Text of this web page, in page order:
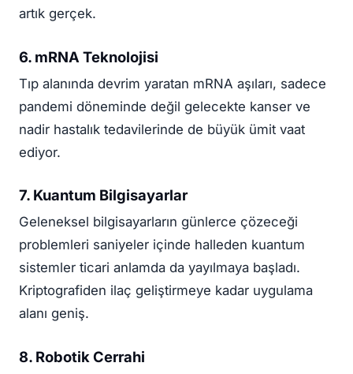
artık gerçek.
6. mRNA Teknolojisi
Tıp alanında devrim yaratan mRNA aşıları, sadece
pandemi döneminde değil gelecekte kanser ve
nadir hastalık tedavilerinde de büyük ümit vaat
ediyor.
7. Kuantum Bilgisayarlar
Geleneksel bilgisayarların günlerce çözeceği
problemleri saniyeler içinde halleden kuantum
sistemler ticari anlamda da yayılmaya başladı.
Kriptografiden ilaç geliştirmeye kadar uygulama
alanı geniş.
8. Robotik Cerrahi